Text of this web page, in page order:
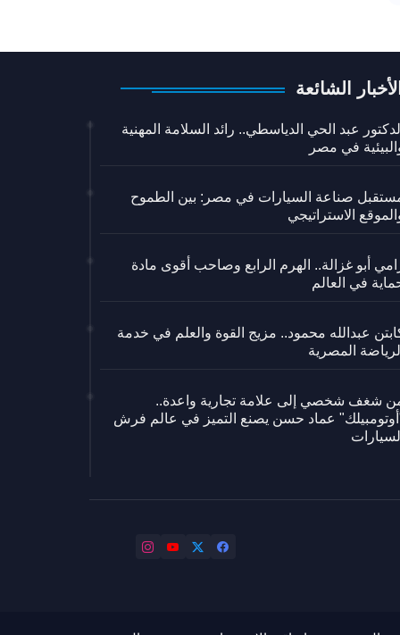
الأخبار الشائعة
الدكتور عبد الحي الدياسطي.. رائد السلامة المهنية
في مصر
صناعة السيارات في مصر: بين الطموح
الاستراتيجي
أبو غزالة.. الهرم الرابع وصاحب أقوى مادة
في العالم
عبدالله محمود.. مزيج القوة والعلم في خدمة
الرياضة المصرية
شغف شخصي إلى علامة تجارية واعدة..
عماد حسن يصنع التميز في عالم فرش
السيارات